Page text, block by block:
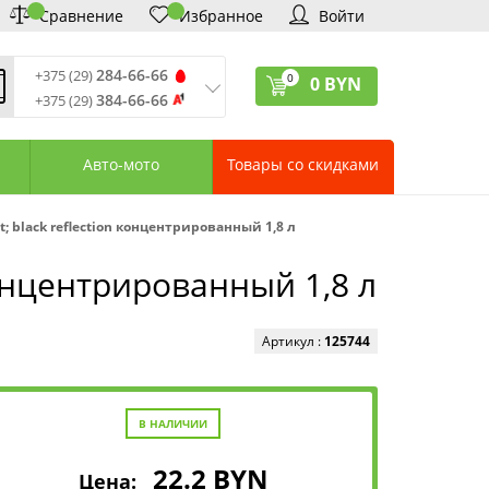
Сравнение Избранное Войти
+375 (29)284-66-66
+375 (29)384-66-66
10:00—18:00
(17) 388-66-33
«Удачник»
СЦ «Удачник»
0 0 BYN
Авто-мото Товары со скидками
black reflection концентрированный 1,8 л
1,8 л
Артикул : 125744
В НАЛИЧИИ
Цена: 22.2 BYN